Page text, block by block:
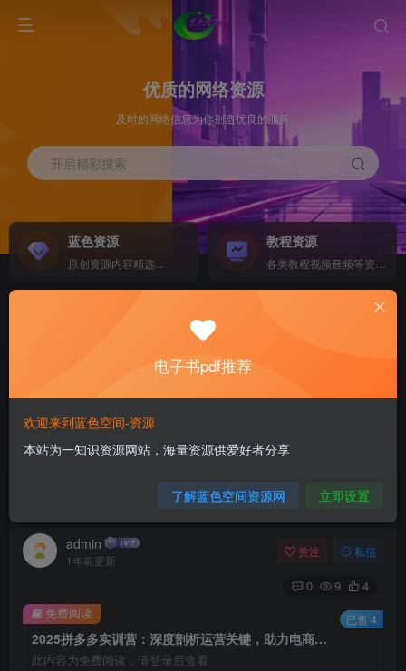
优质的网络资源
及时的网络信息为你创造优良的服务
开启精彩搜索
蓝色资源
原创资源内容精选...
教程资源
计算机 移动设备 软件下载....
电子书籍下载...
首页 电商运营 正文
2025拼多多实训营：深度剖析运营关键，助力电
admin
1年前更新
关注 私信
0 9 4
2025拼多多实训营：深度剖析运营关键，助力电商人快速提升
此内容为免费阅读，请登录后查看
免费阅读 已售 4
电子书pdf推荐
欢迎来到蓝色空间-资源
本站为一知识资源网站，海量资源供爱好者分享
了解蓝色空间资源网 立即设置